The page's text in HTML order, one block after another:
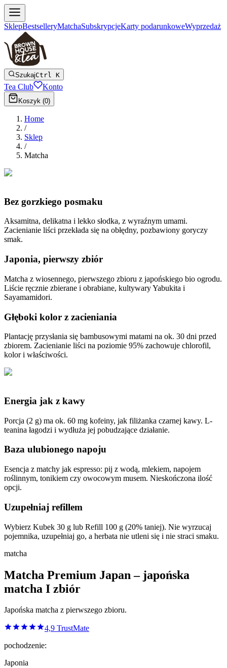
SklepBestselleryMatchaSubskrypcjeKarty podarunkoweWyprzedaż
SzukajCtrl K
Tea Club Konto
Koszyk (0)
Home
/
Sklep
/
Matcha
Bez gorzkiego posmaku
Aksamitna, delikatna i lekko słodka, z wyraźnym umami.
Zacienianie liści przekłada się na obłędny, pozbawiony goryczy
smak.
Japonia, pierwszy zbiór
Matcha z wiosennego, pierwszego zbioru z japońskiego bio ogrodu.
Liście ręcznie zbierane i obrabiane, kultywary Yabukita i
Sayamamidori.
Głęboki kolor z zacieniania
Plantację przysłania się bambusowymi matami na ok. 30 dni przed
zbiorem. Zacienianie liści na poziomie 95% zachowuje chlorofil,
kolor i właściwości.
Energia jak z kawy
Porcja (2 g) ma ok. 60 mg kofeiny, jak filiżanka czarnej kawy. L-
teanina łagodzi i wydłuża jej pobudzające działanie.
Baza ulubionego napoju
Esencja z matchy jak espresso: pij z wodą, mlekiem, napojem
roślinnym, tonikiem czy owocowym musem. Nieskończona ilość
opcji.
Uzupełniaj refillem
Wybierz Kubek 30 g lub Refill 100 g (20% taniej). Nie wyrzucaj
pojemnika, uzupełniaj go, a herbata nie utleni się i nie straci smaku.
matcha
Matcha Premium Japan – japońska
matcha I zbiór
Japońska matcha z pierwszego zbioru.
4,9 TrustMate
pochodzenie:
Japonia